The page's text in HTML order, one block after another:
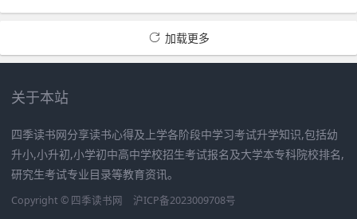
加载更多
关于本站
四季读书网分享读书心得及上学各阶段中学习考试升学知识,包括幼
升小,小升初,小学初中高中学校招生考试报名及大学本专科院校排名,
研究生考试专业目录等教育资讯。
Copyright © 四季读书网 沪ICP备2023009708号